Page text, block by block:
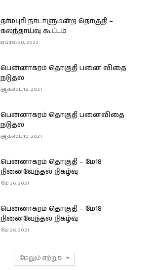
தர்மபுரி நாடாளுமன்ற தொகுதி –
கலந்தாய்வு கூட்டம்
ஏப்ரல் 20, 2022
பென்னாகரம் தொகுதி பனை விதை
நடுதல்
ஆகஸ்ட் 18, 2021
பென்னாகரம் தொகுதி பனைவிதை
நடுதல்
ஆகஸ்ட் 10, 2021
பென்னாகரம் தொகுதி – மே18
நினைவேந்தல் நிகழ்வு
மே 26, 2021
பென்னாகரம் தொகுதி – மே18
நினைவேந்தல் நிகழ்வு
மே 26, 2021
மேலும் ஏற்றுக